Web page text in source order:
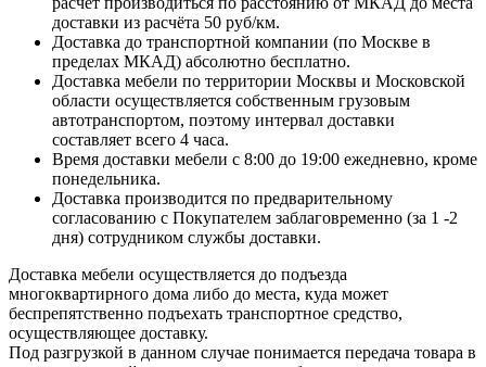
доставки из расчёта 50 руб/км.
Доставка до транспортной компании (по Москве в
пределах МКАД) абсолютно бесплатно.
Доставка мебели по территории Москвы и Московской
области осуществляется собственным грузовым
автотранспортом, поэтому интервал доставки
составляет всего 4 часа.
Время доставки мебели с 8:00 до 19:00 ежедневно, кроме
понедельника.
Доставка производится по предварительному
согласованию с Покупателем заблаговременно (за 1 -2
дня) сотрудником службы доставки.
Доставка мебели осуществляется до подъезда
многоквартирного дома либо до места, куда может
беспрепятственно подъехать транспортное средство,
осуществляющее доставку.
Под разгрузкой в данном случае понимается передача товара в